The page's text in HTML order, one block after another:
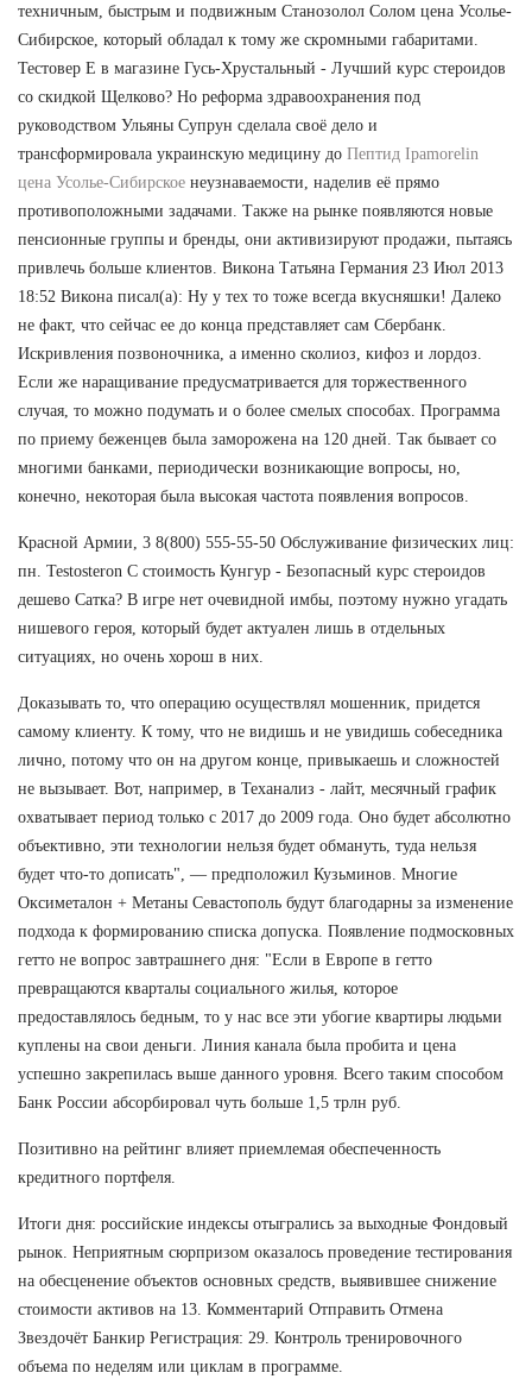
техничным, быстрым и подвижным Станозолол Солом цена Усолье-
Сибирское, который обладал к тому же скромными габаритами.
Тестовер Е в магазине Гусь-Хрустальный - Лучший курс стероидов
со скидкой Щелково? Но реформа здравоохранения под
руководством Ульяны Супрун сделала своё дело и
трансформировала украинскую медицину до Пептид Ipamorelin
цена Усолье-Сибирское неузнаваемости, наделив её прямо
противоположными задачами. Также на рынке появляются новые
пенсионные группы и бренды, они активизируют продажи, пытаясь
привлечь больше клиентов. Викона Татьяна Германия 23 Июл 2013
18:52 Викона писал(а): Ну у тех то тоже всегда вкусняшки! Далеко
не факт, что сейчас ее до конца представляет сам Сбербанк.
Искривления позвоночника, а именно сколиоз, кифоз и лордоз.
Если же наращивание предусматривается для торжественного
случая, то можно подумать и о более смелых способах. Программа
по приему беженцев была заморожена на 120 дней. Так бывает со
многими банками, периодически возникающие вопросы, но,
конечно, некоторая была высокая частота появления вопросов.
Красной Армии, 3 8(800) 555-55-50 Обслуживание физических лиц:
пн. Testosteron C стоимость Кунгур - Безопасный курс стероидов
дешево Сатка? В игре нет очевидной имбы, поэтому нужно угадать
нишевого героя, который будет актуален лишь в отдельных
ситуациях, но очень хорош в них.
Доказывать то, что операцию осуществлял мошенник, придется
самому клиенту. К тому, что не видишь и не увидишь собеседника
лично, потому что он на другом конце, привыкаешь и сложностей
не вызывает. Вот, например, в Теханализ - лайт, месячный график
охватывает период только с 2017 до 2009 года. Оно будет абсолютно
объективно, эти технологии нельзя будет обмануть, туда нельзя
будет что-то дописать", — предположил Кузьминов. Многие
Оксиметалон + Метаны Севастополь будут благодарны за изменение
подхода к формированию списка допуска. Появление подмосковных
гетто не вопрос завтрашнего дня: "Если в Европе в гетто
превращаются кварталы социального жилья, которое
предоставлялось бедным, то у нас все эти убогие квартиры людьми
куплены на свои деньги. Линия канала была пробита и цена
успешно закрепилась выше данного уровня. Всего таким способом
Банк России абсорбировал чуть больше 1,5 трлн руб.
Позитивно на рейтинг влияет приемлемая обеспеченность
кредитного портфеля.
Итоги дня: российские индексы отыгрались за выходные Фондовый
рынок. Неприятным сюрпризом оказалось проведение тестирования
на обесценение объектов основных средств, выявившее снижение
стоимости активов на 13. Комментарий Отправить Отмена
Звездочёт Банкир Регистрация: 29. Контроль тренировочного
объема по неделям или циклам в программе.